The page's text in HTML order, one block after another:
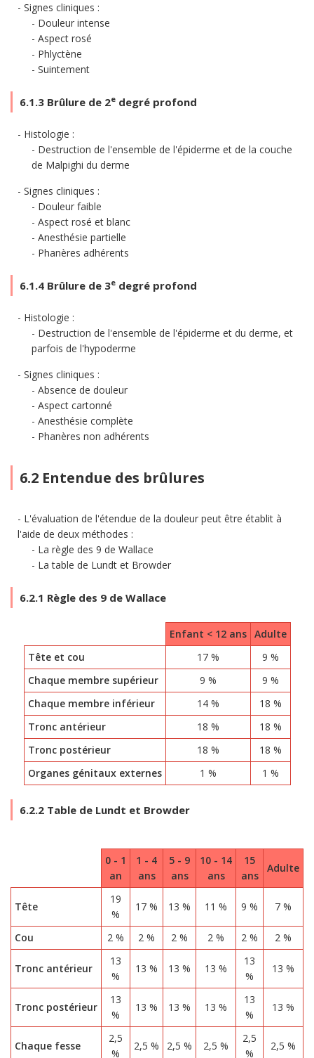
Signes cliniques :
Douleur intense
Aspect rosé
Phlyctène
Suintement
6.1.3 Brûlure de 2e degré profond
Histologie :
Destruction de l'ensemble de l'épiderme et de la couche
de Malpighi du derme
Signes cliniques :
Douleur faible
Aspect rosé et blanc
Anesthésie partielle
Phanères adhérents
6.1.4 Brûlure de 3e degré profond
Histologie :
Destruction de l'ensemble de l'épiderme et du derme, et
parfois de l'hypoderme
Signes cliniques :
Absence de douleur
Aspect cartonné
Anesthésie complète
Phanères non adhérents
6.2 Entendue des brûlures
L'évaluation de l'étendue de la douleur peut être établit à
l'aide de deux méthodes :
La règle des 9 de Wallace
La table de Lundt et Browder
6.2.1 Règle des 9 de Wallace
Enfant < 12 ans
Adulte
Tête et cou
17 %
9 %
Chaque membre supérieur
9 %
9 %
Chaque membre inférieur
14 %
18 %
Tronc antérieur
18 %
18 %
Tronc postérieur
18 %
18 %
Organes génitaux externes
1 % 1 %
6.2.2 Table de Lundt et Browder
0 - 1
an
1 - 4
ans
5 - 9
ans
10 - 14
ans
15
ans
Adulte
Tête
19
%
17 % 13 % 11 % 9 % 7 %
Cou 2 % 2 % 2 % 2 % 2 % 2 %
Tronc antérieur
13
%
13 % 13 % 13 %
13
%
13 %
Tronc postérieur
13
%
13 % 13 % 13 %
13
%
13 %
Chaque fesse
2,5
%
2,5 % 2,5 % 2,5 %
2,5
%
2,5 %